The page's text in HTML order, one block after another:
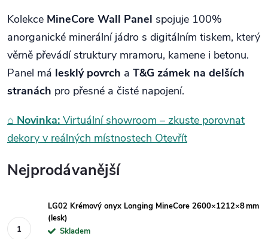
Kolekce MineCore Wall Panel spojuje 100%
anorganické minerální jádro s digitálním tiskem, který
věrně převádí struktury mramoru, kamene i betonu.
Panel má lesklý povrch a T&G zámek na delších
stranách pro přesné a čisté napojení.
⌂ Novinka: Virtuální showroom – zkuste porovnat
dekory v reálných místnostech Otevřít
Nejprodávanější
LG02 Krémový onyx Longing MineCore 2600×1212×8 mm
(lesk)
Skladem